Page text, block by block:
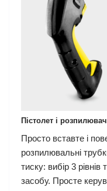
Пістолет і
Просто вставте і
розпилювальні
тиску: вибір 3
засобу. Просте